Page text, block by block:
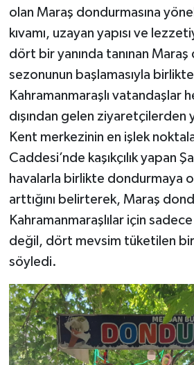
olan Maraş dondurmasına
kıvamı, uzayan yapısı ve
dört bir yanında tanınan Maraş
sezonunun başlamasıyla
Kahramanmaraşlı vatandaşlar
dışından gelen
Kent merkezinin en işlek
Caddesi’nde kaşıkçılık yapan
havalarla birlikte dondurmaya
arttığını belirterek, Maraş
Kahramanmaraşlılar için
değil, dört mevsim tüketilen
söyledi.